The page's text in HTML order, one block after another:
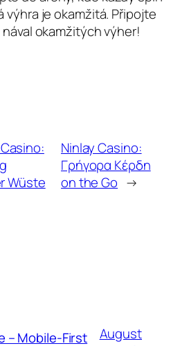
výhra je okamžitá. Připojte
okamžitých výher!
Wüste
Ninlay Casino:
Γρήγορα Κέρδη
on the Go →
– Mobile‑First
August